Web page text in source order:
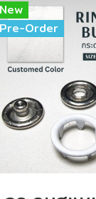
New
Pre-Order